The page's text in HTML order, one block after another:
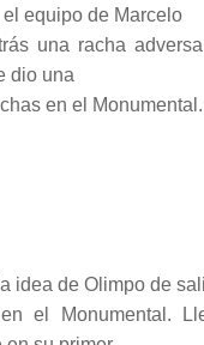
equipo de Marcelo
una racha
dio una
en el Monumental.
idea de Olimpo de
el Monumental.